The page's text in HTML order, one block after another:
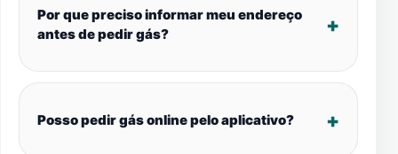
Por que preciso informar meu endereço
antes de pedir gás?
Posso pedir gás online pelo aplicativo?